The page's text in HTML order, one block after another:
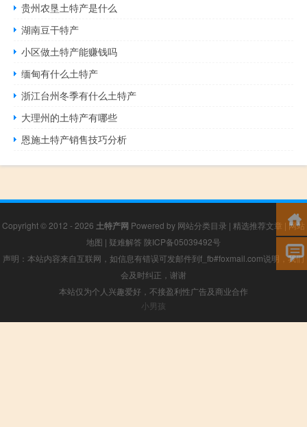
贵州农垦土特产是什么
湖南豆干特产
小区做土特产能赚钱吗
缅甸有什么土特产
浙江台州冬季有什么土特产
大理州的土特产有哪些
恩施土特产销售技巧分析
Copyright © 2012 - 2026 土特产网 Powered by 网站分类目录 | 精选推荐文章 | 网站
地图 | 疑难解答 陕ICP备05039492号
声明：本站内容来自互联网，如信息有错误可发邮件到f_fb#foxmail.com说明，我们
会及时纠正，谢谢
本站仅为个人兴趣爱好，不接盈利性广告及商业合作
小男孩